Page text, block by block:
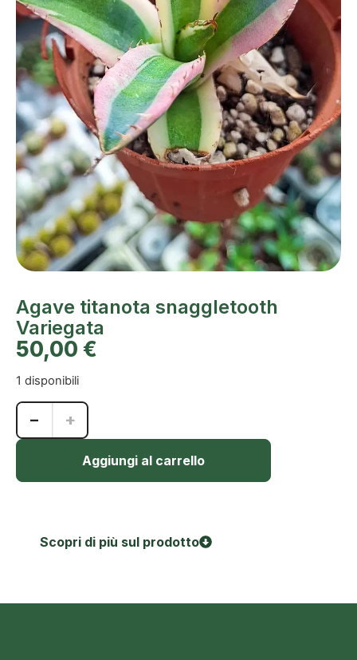
Agave titanota snaggletooth
Variegata
50,00 €
1 disponibili
− +
Aggiungi al carrello
Scopri di più sul prodotto